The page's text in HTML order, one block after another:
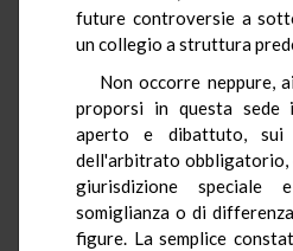
future controversie a
un collegio a struttura
Non occorre neppure,
proporsi in questa sede
aperto e dibattuto, sui
dell'arbitrato obbligatorio,
giurisdizione
somiglianza o di
figure. La semplice